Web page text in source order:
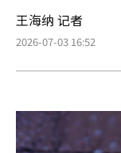
王海纳 记者
2026-07-03 16:52